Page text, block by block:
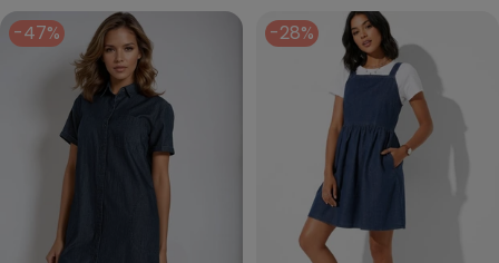
-47% -28%